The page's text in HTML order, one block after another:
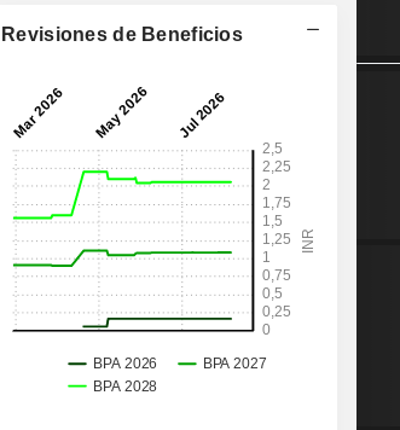
Revisiones de Beneficios